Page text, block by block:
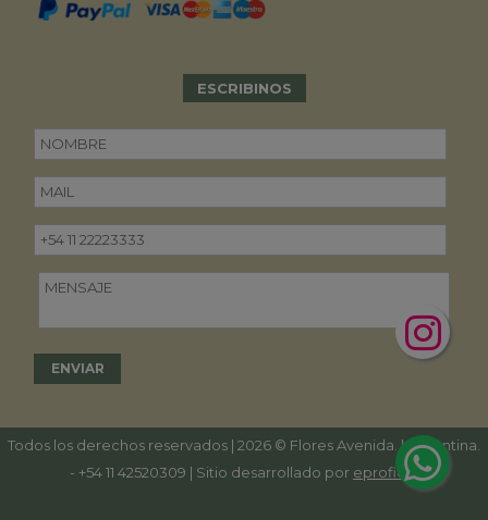
ESCRIBINOS
Todos los derechos reservados | 2026 © Flores Avenida. | Argentina.
- +54 11 42520309 | Sitio desarrollado por eproficio